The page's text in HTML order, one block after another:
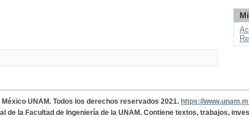
UNAM. Todos los derechos reservados 2021. https://
de la Facultad de Ingeniería de la UNAM. Contiene textos, trabajos,